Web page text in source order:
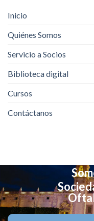
Inicio
Quiénes Somos
Servicio a Socios
Biblioteca digital
Cursos
Contáctanos